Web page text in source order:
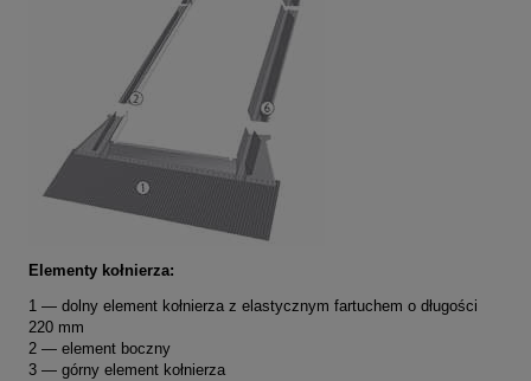
Elementy kołnierza:
1 — dolny element kołnierza z elastycznym fartuchem o długości
220 mm
2 — element boczny
3 — górny element kołnierza